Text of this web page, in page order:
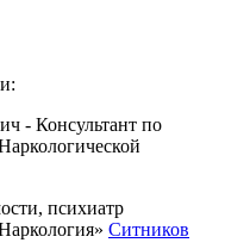
психиатр
Ситников